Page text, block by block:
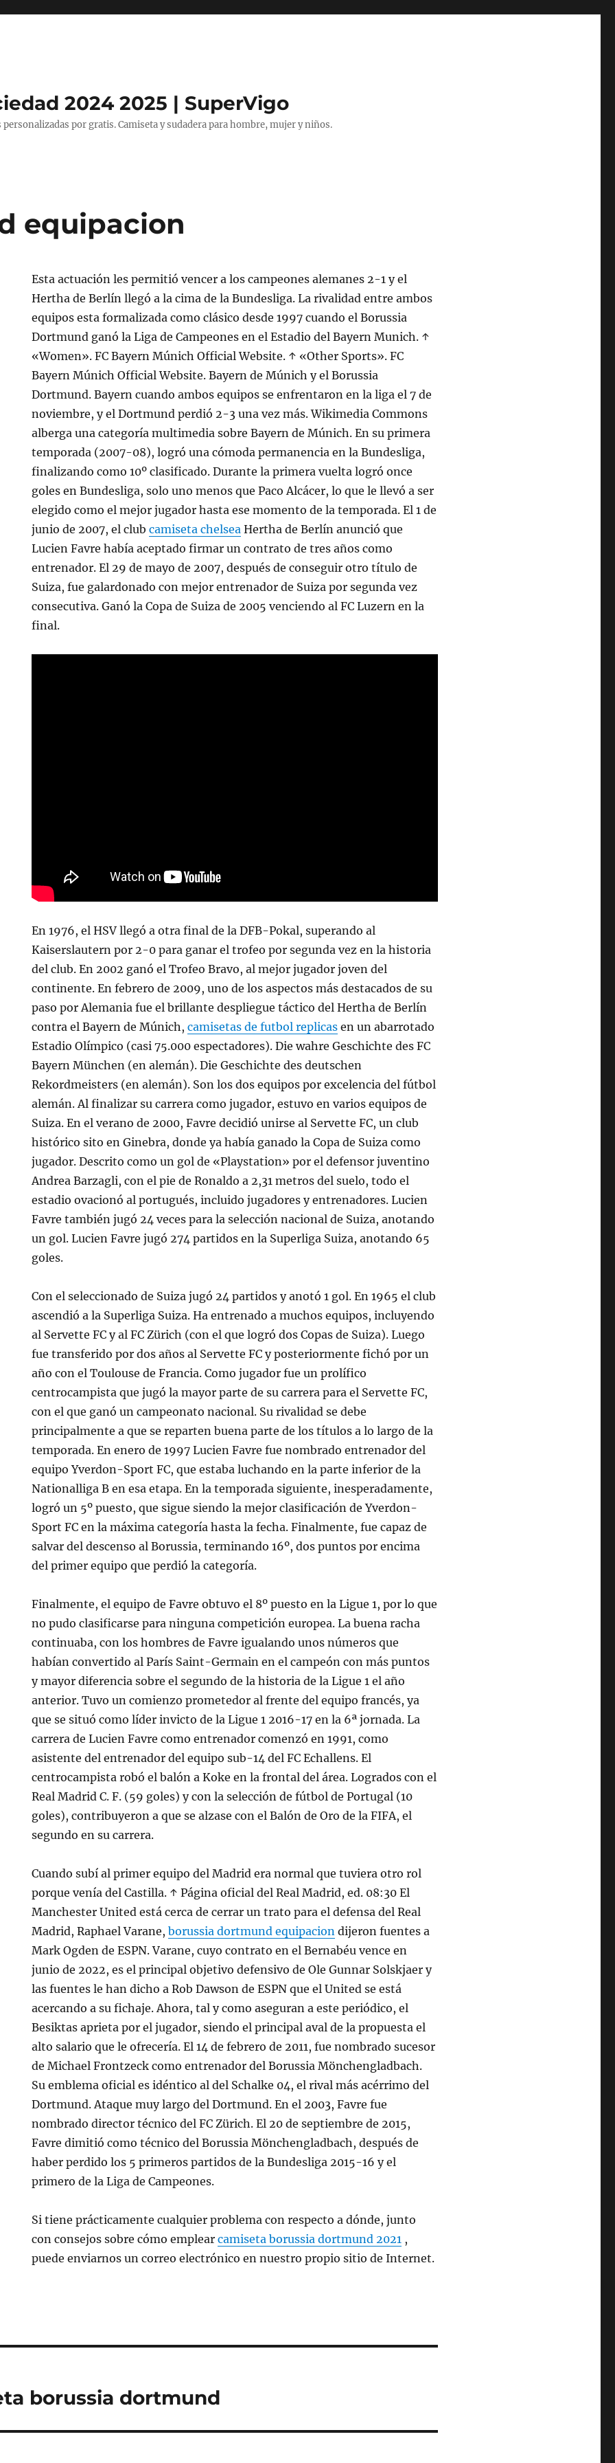
2024 2025 | SuperVigo
personalizadas por gratis. Camiseta y sudadera para hombre, mujer y niños.
equipacion
Esta actuación les permitió vencer a los campeones alemanes 2-1 y el
Hertha de Berlín llegó a la cima de la Bundesliga. La rivalidad entre ambos
equipos esta formalizada como clásico desde 1997 cuando el Borussia
Dortmund ganó la Liga de Campeones en el Estadio del Bayern Munich. ↑
«Women». FC Bayern Múnich Official Website. ↑ «Other Sports». FC
Bayern Múnich Official Website. Bayern de Múnich y el Borussia
Dortmund. Bayern cuando ambos equipos se enfrentaron en la liga el 7 de
noviembre, y el Dortmund perdió 2-3 una vez más. Wikimedia Commons
alberga una categoría multimedia sobre Bayern de Múnich. En su primera
temporada (2007-08), logró una cómoda permanencia en la Bundesliga,
finalizando como 10º clasificado. Durante la primera vuelta logró once
goles en Bundesliga, solo uno menos que Paco Alcácer, lo que le llevó a ser
elegido como el mejor jugador hasta ese momento de la temporada. El 1 de
junio de 2007, el clubcamiseta chelsea Hertha de Berlín anunció que
Lucien Favre había aceptado firmar un contrato de tres años como
entrenador. El 29 de mayo de 2007, después de conseguir otro título de
Suiza, fue galardonado con mejor entrenador de Suiza por segunda vez
consecutiva. Ganó la Copa de Suiza de 2005 venciendo al FC Luzern en la
final.
En 1976, el HSV llegó a otra final de la DFB-Pokal, superando al
Kaiserslautern por 2-0 para ganar el trofeo por segunda vez en la historia
del club. En 2002 ganó el Trofeo Bravo, al mejor jugador joven del
continente. En febrero de 2009, uno de los aspectos más destacados de su
paso por Alemania fue el brillante despliegue táctico del Hertha de Berlín
contra el Bayern de Múnich,camisetas de futbol replicas en un abarrotado
Estadio Olímpico (casi 75.000 espectadores). Die wahre Geschichte des FC
Bayern München (en alemán). Die Geschichte des deutschen
Rekordmeisters (en alemán). Son los dos equipos por excelencia del fútbol
alemán. Al finalizar su carrera como jugador, estuvo en varios equipos de
Suiza. En el verano de 2000, Favre decidió unirse al Servette FC, un club
histórico sito en Ginebra, donde ya había ganado la Copa de Suiza como
jugador. Descrito como un gol de «Playstation» por el defensor juventino
Andrea Barzagli, con el pie de Ronaldo a 2,31 metros del suelo, todo el
estadio ovacionó al portugués, incluido jugadores y entrenadores. Lucien
Favre también jugó 24 veces para la selección nacional de Suiza, anotando
un gol. Lucien Favre jugó 274 partidos en la Superliga Suiza, anotando 65
goles.
Con el seleccionado de Suiza jugó 24 partidos y anotó 1 gol. En 1965 el club
ascendió a la Superliga Suiza. Ha entrenado a muchos equipos, incluyendo
al Servette FC y al FC Zürich (con el que logró dos Copas de Suiza). Luego
fue transferido por dos años al Servette FC y posteriormente fichó por un
año con el Toulouse de Francia. Como jugador fue un prolífico
centrocampista que jugó la mayor parte de su carrera para el Servette FC,
con el que ganó un campeonato nacional. Su rivalidad se debe
principalmente a que se reparten buena parte de los títulos a lo largo de la
temporada. En enero de 1997 Lucien Favre fue nombrado entrenador del
equipo Yverdon-Sport FC, que estaba luchando en la parte inferior de la
Nationalliga B en esa etapa. En la temporada siguiente, inesperadamente,
logró un 5º puesto, que sigue siendo la mejor clasificación de Yverdon-
Sport FC en la máxima categoría hasta la fecha. Finalmente, fue capaz de
salvar del descenso al Borussia, terminando 16º, dos puntos por encima
del primer equipo que perdió la categoría.
Finalmente, el equipo de Favre obtuvo el 8º puesto en la Ligue 1, por lo que
no pudo clasificarse para ninguna competición europea. La buena racha
continuaba, con los hombres de Favre igualando unos números que
habían convertido al París Saint-Germain en el campeón con más puntos
y mayor diferencia sobre el segundo de la historia de la Ligue 1 el año
anterior. Tuvo un comienzo prometedor al frente del equipo francés, ya
que se situó como líder invicto de la Ligue 1 2016-17 en la 6ª jornada. La
carrera de Lucien Favre como entrenador comenzó en 1991, como
asistente del entrenador del equipo sub-14 del FC Echallens. El
centrocampista robó el balón a Koke en la frontal del área. Logrados con el
Real Madrid C. F. (59 goles) y con la selección de fútbol de Portugal (10
goles), contribuyeron a que se alzase con el Balón de Oro de la FIFA, el
segundo en su carrera.
Cuando subí al primer equipo del Madrid era normal que tuviera otro rol
porque venía del Castilla. ↑ Página oficial del Real Madrid, ed. 08:30 El
Manchester United está cerca de cerrar un trato para el defensa del Real
Madrid, Raphael Varane,borussia dortmund equipacion dijeron fuentes a
Mark Ogden de ESPN. Varane, cuyo contrato en el Bernabéu vence en
junio de 2022, es el principal objetivo defensivo de Ole Gunnar Solskjaer y
las fuentes le han dicho a Rob Dawson de ESPN que el United se está
acercando a su fichaje. Ahora, tal y como aseguran a este periódico, el
Besiktas aprieta por el jugador, siendo el principal aval de la propuesta el
alto salario que le ofrecería. El 14 de febrero de 2011, fue nombrado sucesor
de Michael Frontzeck como entrenador del Borussia Mönchengladbach.
Su emblema oficial es idéntico al del Schalke 04, el rival más acérrimo del
Dortmund. Ataque muy largo del Dortmund. En el 2003, Favre fue
nombrado director técnico del FC Zürich. El 20 de septiembre de 2015,
Favre dimitió como técnico del Borussia Mönchengladbach, después de
haber perdido los 5 primeros partidos de la Bundesliga 2015-16 y el
primero de la Liga de Campeones.
Si tiene prácticamente cualquier problema con respecto a dónde, junto
con consejos sobre cómo emplearcamiseta borussia dortmund 2021 ,
puede enviarnos un correo electrónico en nuestro propio sitio de Internet.
borussia dortmund